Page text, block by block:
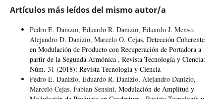
Artículos más leídos del mismo autor/a
Pedro E. Danizio, Eduardo R. Danizio, Eduardo J. Menso,
Alejandro D. Danizio, Marcelo O. Cejas, Detección Coherente
en Modulación de Producto con Recuperación de Portadora a
partir de la Segunda Armónica , Revista Tecnología y Ciencia:
Núm. 31 (2018): Revista Tecnología y Ciencia
Pedro E. Danizio, Eduardo R. Danizio, Alejandro Danizio,
Marcelo Cejas, Fabian Sensini, Modulación de Amplitud y